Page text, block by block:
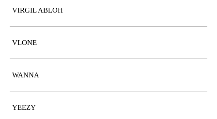
VIRGIL ABLOH
VLONE
WANNA
YEEZY